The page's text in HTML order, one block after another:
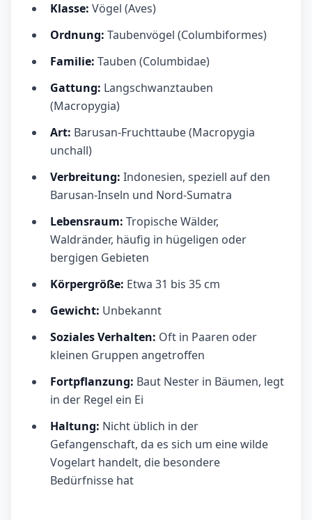
Klasse: Vögel (Aves)
Ordnung: Taubenvögel (Columbiformes)
Familie: Tauben (Columbidae)
Gattung: Langschwanztauben
(Macropygia)
Art: Barusan-Fruchttaube (Macropygia
unchall)
Verbreitung: Indonesien, speziell auf den
Barusan-Inseln und Nord-Sumatra
Lebensraum: Tropische Wälder,
Waldränder, häufig in hügeligen oder
bergigen Gebieten
Körpergröße: Etwa 31 bis 35 cm
Gewicht: Unbekannt
Soziales Verhalten: Oft in Paaren oder
kleinen Gruppen angetroffen
Fortpflanzung: Baut Nester in Bäumen, legt
in der Regel ein Ei
Haltung: Nicht üblich in der
Gefangenschaft, da es sich um eine wilde
Vogelart handelt, die besondere
Bedürfnisse hat